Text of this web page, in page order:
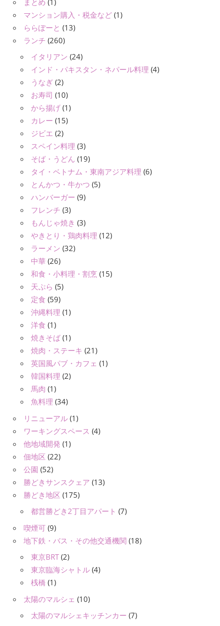
マンション購入・税金など (1)
ららぽーと (13)
ランチ (260)
イタリアン (24)
インド・パキスタン・ネパール料理 (4)
うなぎ (2)
お寿司 (10)
から揚げ (1)
カレー (15)
ジビエ (2)
スペイン料理 (3)
そば・うどん (19)
タイ・ベトナム・東南アジア料理 (6)
とんかつ・牛かつ (5)
ハンバーガー (9)
フレンチ (3)
もんじゃ焼き (3)
やきとり・鶏肉料理 (12)
ラーメン (32)
中華 (26)
和食・小料理・割烹 (15)
天ぷら (5)
定食 (59)
沖縄料理 (1)
洋食 (1)
焼きそば (1)
焼肉・ステーキ (21)
英国風パブ・カフェ (1)
韓国料理 (2)
馬肉 (1)
魚料理 (34)
リニューアル (1)
ワーキングスペース (4)
他地域開発 (1)
佃地区 (22)
公園 (52)
勝どきサンスクェア (13)
勝どき地区 (175)
都営勝どき2丁目アパート (7)
喫煙可 (9)
地下鉄・バス・その他交通機関 (18)
東京BRT (2)
東京臨海シャトル (4)
桟橋 (1)
太陽のマルシェ (10)
太陽のマルシェキッチンカー (7)